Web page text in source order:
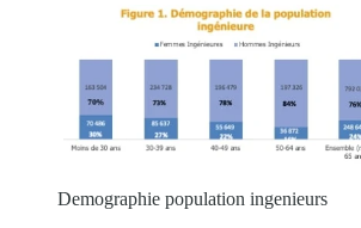
Demographie population ingenieurs